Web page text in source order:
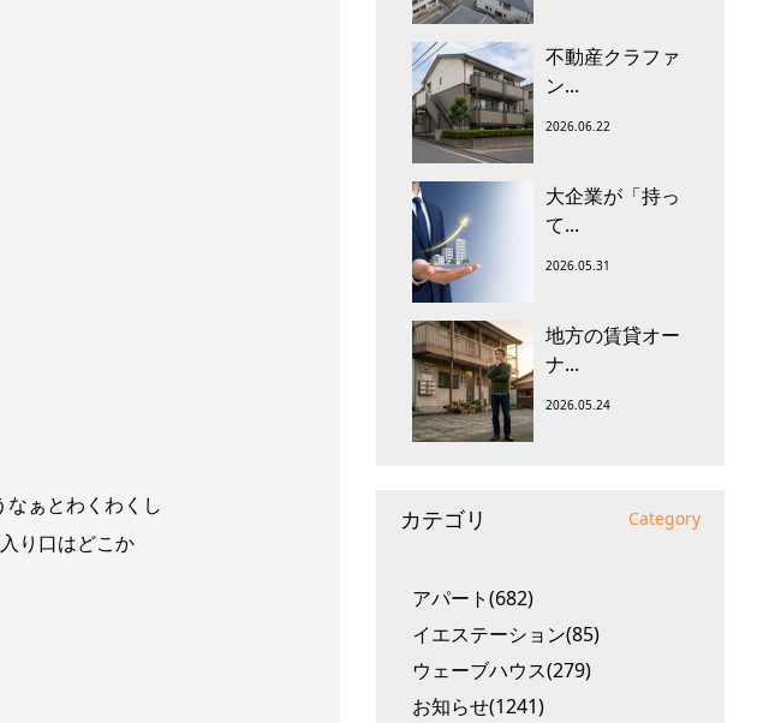
ぁとわくわくし
り口はどこか
不動産クラファ
ン...
2026.06.22
大企業が「持っ
て...
2026.05.31
地方の賃貸オー
ナ...
2026.05.24
カテゴリ Category
アパート(682)
イエステーション(85)
ウェーブハウス(279)
お知らせ(1241)